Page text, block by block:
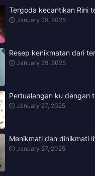
Tergoda kecantikan Rini
January 29, 2025
Resep kenikmatan dari
January 29, 2025
Pertualangan ku dengan
January 27, 2025
Menikmati dan dinikmati
January 27, 2025